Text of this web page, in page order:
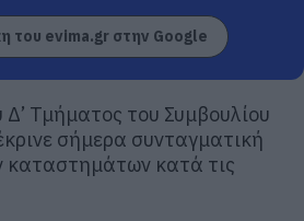
του evima.gr στην Google
Τμήματος του Συμβουλίου
σήμερα συνταγματική
καταστημάτων κατά τις